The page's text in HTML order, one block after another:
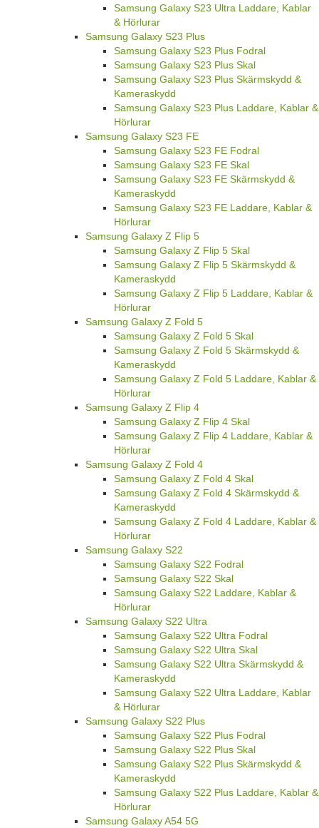
Samsung Galaxy S23 Ultra Laddare, Kablar
& Hörlurar
Samsung Galaxy S23 Plus
Samsung Galaxy S23 Plus Fodral
Samsung Galaxy S23 Plus Skal
Samsung Galaxy S23 Plus Skärmskydd &
Kameraskydd
Samsung Galaxy S23 Plus Laddare, Kablar &
Hörlurar
Samsung Galaxy S23 FE
Samsung Galaxy S23 FE Fodral
Samsung Galaxy S23 FE Skal
Samsung Galaxy S23 FE Skärmskydd &
Kameraskydd
Samsung Galaxy S23 FE Laddare, Kablar &
Hörlurar
Samsung Galaxy Z Flip 5
Samsung Galaxy Z Flip 5 Skal
Samsung Galaxy Z Flip 5 Skärmskydd &
Kameraskydd
Samsung Galaxy Z Flip 5 Laddare, Kablar &
Hörlurar
Samsung Galaxy Z Fold 5
Samsung Galaxy Z Fold 5 Skal
Samsung Galaxy Z Fold 5 Skärmskydd &
Kameraskydd
Samsung Galaxy Z Fold 5 Laddare, Kablar &
Hörlurar
Samsung Galaxy Z Flip 4
Samsung Galaxy Z Flip 4 Skal
Samsung Galaxy Z Flip 4 Laddare, Kablar &
Hörlurar
Samsung Galaxy Z Fold 4
Samsung Galaxy Z Fold 4 Skal
Samsung Galaxy Z Fold 4 Skärmskydd &
Kameraskydd
Samsung Galaxy Z Fold 4 Laddare, Kablar &
Hörlurar
Samsung Galaxy S22
Samsung Galaxy S22 Fodral
Samsung Galaxy S22 Skal
Samsung Galaxy S22 Laddare, Kablar &
Hörlurar
Samsung Galaxy S22 Ultra
Samsung Galaxy S22 Ultra Fodral
Samsung Galaxy S22 Ultra Skal
Samsung Galaxy S22 Ultra Skärmskydd &
Kameraskydd
Samsung Galaxy S22 Ultra Laddare, Kablar
& Hörlurar
Samsung Galaxy S22 Plus
Samsung Galaxy S22 Plus Fodral
Samsung Galaxy S22 Plus Skal
Samsung Galaxy S22 Plus Skärmskydd &
Kameraskydd
Samsung Galaxy S22 Plus Laddare, Kablar &
Hörlurar
Samsung Galaxy A54 5G